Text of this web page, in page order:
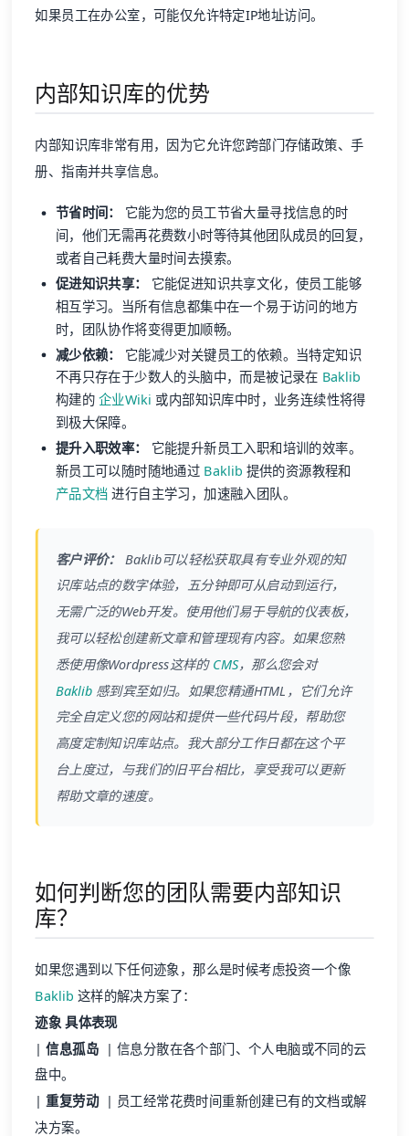
如果员工在办公室，可能仅允许特定IP地址访问。
内部知识库的优势
内部知识库非常有用，因为它允许您跨部门存储政策、手
册、指南并共享信息。
节省时间： 它能为您的员工节省大量寻找信息的时
间，他们无需再花费数小时等待其他团队成员的回复，
或者自己耗费大量时间去摸索。
促进知识共享：
它能促进知识共享文化，使员工能够
相互学习。当所有信息都集中在一个易于访问的地方
时，团队协作将变得更加顺畅。
减少依赖：
它能减少对关键员工的依赖。当特定知识
不再只存在于少数人的头脑中，而是被记录在 Baklib
构建的 企业Wiki 或内部知识库中时，业务连续性将得
到极大保障。
提升入职效率：
它能提升新员工入职和培训的效率。
新员工可以随时随地通过 Baklib 提供的资源教程和
产品文档 进行自主学习，加速融入团队。
客户评价：
Baklib可以轻松获取具有专业外观的知
识库站点的数字体验，五分钟即可从启动到运行，
无需广泛的Web开发。使用他们易于导航的仪表板，
我可以轻松创建新文章和管理现有内容。如果您熟
悉使用像Wordpress这样的 CMS，那么您会对
Baklib感到宾至如归。如果您精通HTML，它们允许
完全自定义您的网站和提供一些代码片段，帮助您
高度定制知识库站点。我大部分工作日都在这个平
台上度过，与我们的旧平台相比，享受我可以更新
帮助文章的速度。
如何判断您的团队需要内部知识
库？
如果您遇到以下任何迹象，那么是时候考虑投资一个像
Baklib 这样的解决方案了：
迹象 具体表现
|信息孤岛 | 信息分散在各个部门、个人电脑或不同的云
盘中。
|重复劳动| 员工经常花费时间重新创建已有的文档或解
决方案。